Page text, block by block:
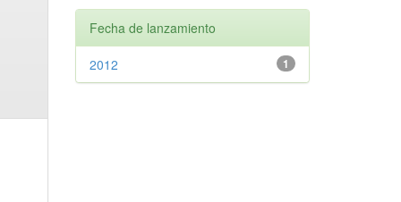
Fecha de lanzamiento
1
2012